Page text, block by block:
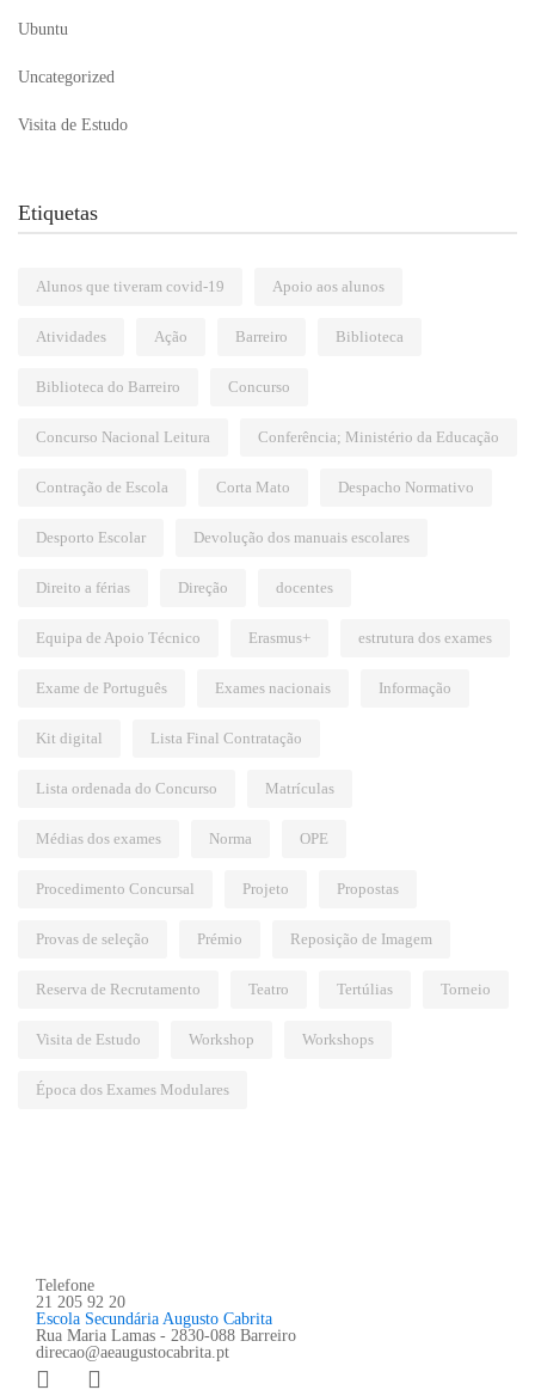
Ubuntu
Uncategorized
Visita de Estudo
Etiquetas
Alunos que tiveram covid-19 Apoio aos alunos
Atividades Ação Barreiro Biblioteca
Biblioteca do Barreiro Concurso
Concurso Nacional Leitura Conferência; Ministério da Educação
Contração de Escola Corta Mato Despacho Normativo
Desporto Escolar Devolução dos manuais escolares
Direito a férias Direção docentes
Equipa de Apoio Técnico Erasmus+ estrutura dos exames
Exame de Português Exames nacionais Informação
Kit digital Lista Final Contratação
Lista ordenada do Concurso Matrículas
Médias dos exames Norma OPE
Procedimento Concursal Projeto Propostas
Provas de seleção Prémio Reposição de Imagem
Reserva de Recrutamento Teatro Tertúlias Torneio
Visita de Estudo Workshop Workshops
Época dos Exames Modulares
Telefone
21 205 92 20
Escola Secundária Augusto Cabrita
Rua Maria Lamas - 2830-088 Barreiro
direcao@aeaugustocabrita.pt